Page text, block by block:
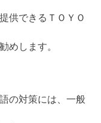
供できるＴＯＹＯ
めします。
の対策には、一般